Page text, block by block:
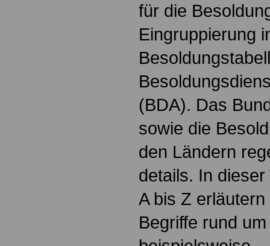
für die
Eingruppierung
(BDA). Das
sowie die
den Ländern
details. In
A bis Z
Begriffe rund